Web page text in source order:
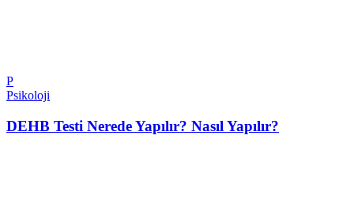
P
Psikoloji
DEHB Testi Nerede Yapılır? Nasıl Yapılır?